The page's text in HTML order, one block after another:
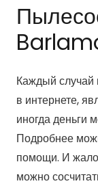
Каждый случай
в интернете,
иногда деньги
Подробнее
помощи. И
можно